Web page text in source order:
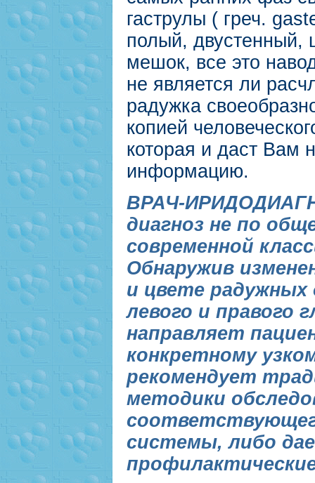
гаструлы ( греч.
полый, двустенный,
мешок, все это
не является ли
радужка
копией
которая и даст Вам
информацию.
ВРАЧ-
диагноз не по
современной
Обнаружив
и цвете радужных
левого и правого
направляет
конкретному
рекомендует
методики
системы, либо